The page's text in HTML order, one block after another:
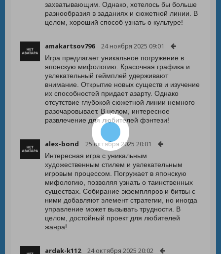
захватывающим. Однако, хотелось бы больше
разнообразия в заданиях и сюжетной линии. В
целом, хороший способ узнать о культуре!
amakartsov796 24 ноября 2025 09:01
Игра предлагает уникальное погружение в
японскую мифологию. Красочная графика и
увлекательный геймплей удерживают
внимание. Открытие новых существ и изучение
их способностей придает азарту. Однако
отсутствие глубокой сюжетной линии немного
разочаровывает. В целом, интересное
развлечение для любителей фэнтези!
alex-bond 25 октября 2025 20:01
Интересная игра с уникальным
художественным стилем и увлекательным
игровым процессом. Погружает в японскую
мифологию, позволяя узнать о таинственных
существах. Собирание экземпляров и битвы с
ними добавляют элемент стратегии, но иногда
управление может вызывать трудности. В
целом, достойный проект для любителей
жанра!
ardak-k112 24 октября 2025 20:02